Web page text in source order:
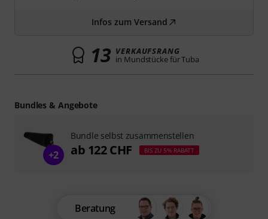
Infos zum Versand
13 VERKAUFSRANG
in Mundstücke für Tuba
Beratung
Bundles & Angebote
+2
Bundle selbst zusammenstellen
ab 122 CHF BIS ZU 5% RABATT